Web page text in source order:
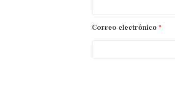
Correo electrónico *